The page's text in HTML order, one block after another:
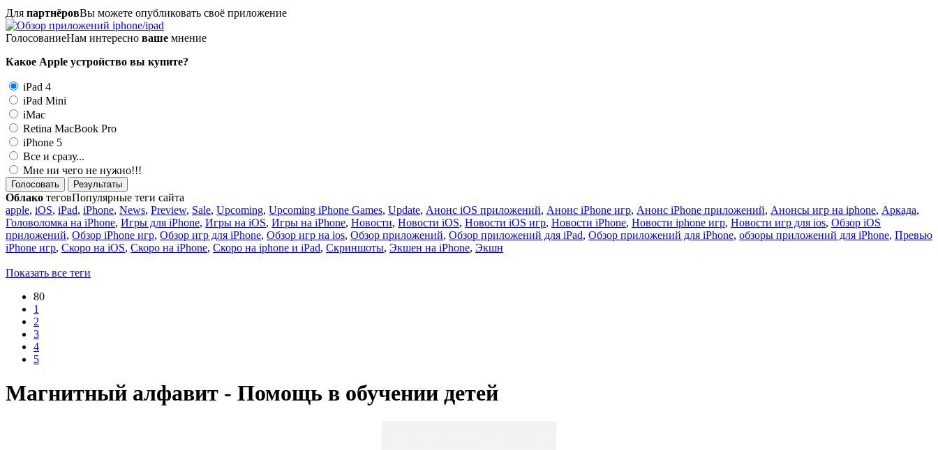
Для партнёровВы можете опубликовать своё приложение
ГолосованиеНам интересно ваше мнение
Какое Apple устройство вы купите?
iPad 4
iPad Mini
iMac
Retina MacBook Pro
iPhone 5
Все и сразу...
Мне ни чего не нужно!!!
Голосовать Результаты
Облако теговПопулярные теги сайта
apple, iOS, iPad, iPhone, News, Preview, Sale, Upcoming, Upcoming iPhone Games, Update, Анонс iOS приложений, Анонс iPhone игр, Анонс iPhone приложений, Анонсы игр на iphone, Аркада,
Головоломка на iPhone, Игры для iPhone, Игры на iOS, Игры на iPhone, Новости, Новости iOS, Новости iOS игр, Новости iPhone, Новости iphone игр, Новости игр для ios, Обзор iOS
приложений, Обзор iPhone игр, Обзор игр для iPhone, Обзор игр на ios, Обзор приложений, Обзор приложений для iPad, Обзор приложений для iPhone, обзоры приложений для iPhone, Превью
iPhone игр, Скоро на iOS, Скоро на iPhone, Скоро на iphone и iPad, Скриншоты, Экшен на iPhone, Экшн
Показать все теги
80
1
2
3
4
5
Магнитный алфавит - Помощь в обучении детей